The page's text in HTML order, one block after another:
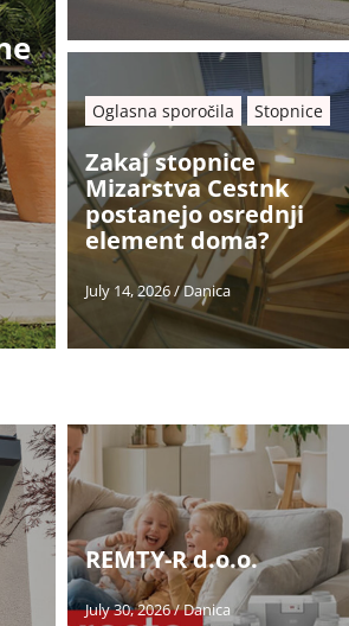
Oglasna sporočila Stopnice
Zakaj stopnice
Mizarstva Cestnk
postanejo osrednji
element doma?
July 14, 2026/Danica
REMTY-R d.o.o.
July 30, 2026/Danica